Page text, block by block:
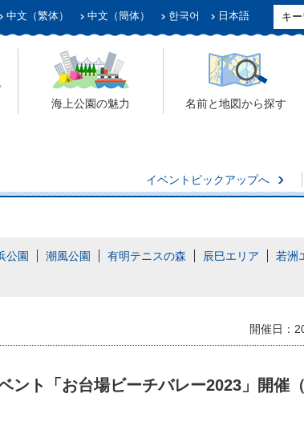
中文（繁体） 中文（簡体） 한국어 日本語
海上公園の魅力 名前と地図から探す
イベントピックアップへ
公園 潮風公園 有明テニスの森 辰巳エリア
若洲
開催日：
ント「お台場ビーチバレー2023」開催